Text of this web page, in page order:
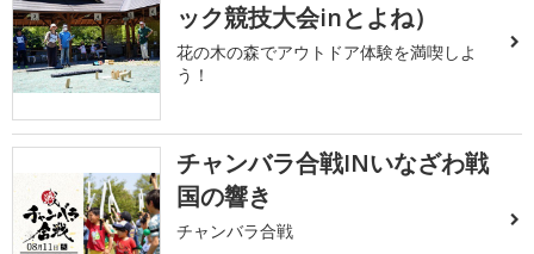
ック競技大会inとよね）
花の木の森でアウトドア体験を満喫しよ
う！
チャンバラ合戦INいなざわ戦
国の響き
チャンバラ合戦